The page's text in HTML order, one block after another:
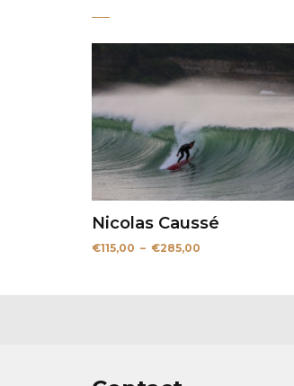
Nicolas Caussé
€115,00 – €285,00